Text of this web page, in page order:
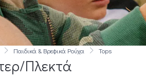
Παιδικά & Βρεφικά Ρούχα Tops
Πλεκτά